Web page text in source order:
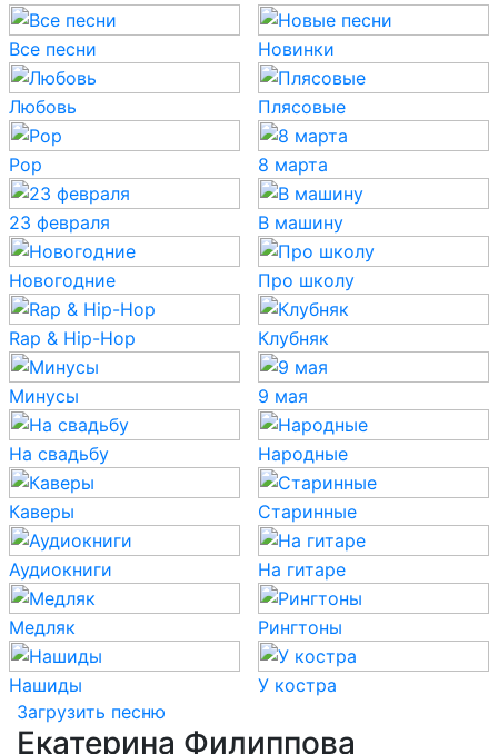
Все песни Новинки
Любовь Плясовые
Pop 8 марта
23 февраля В машину
Новогодние Про школу
Rap & Hip-Hop Клубняк
Минусы 9 мая
На свадьбу Народные
Каверы Старинные
Аудиокниги На гитаре
Медляк Рингтоны
Нашиды
У костра
Загрузить песню
Екатерина Филиппова